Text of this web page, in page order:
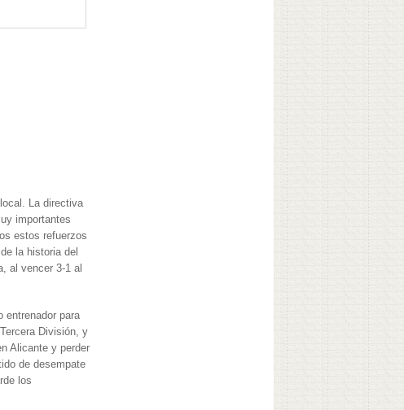
La directiva
importantes
estos refuerzos
la historia del
al vencer 3-1 al
entrenador para
División, y
Alicante y perder
de desempate
los